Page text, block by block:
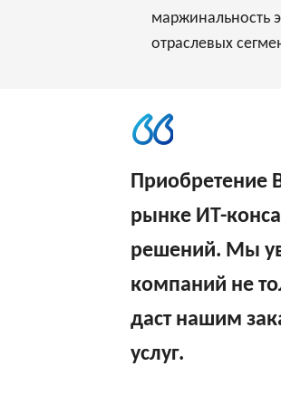
маржинальность
отраслевых
Приобретение
рынке ИТ-
решений. Мы
компаний не
даст нашим
услуг.